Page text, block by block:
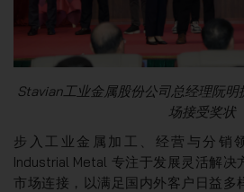
Stavian工业金属股份公司总经理阮
场接受奖状
步入工业金属加工、经营与分销
Industrial Metal 专注于发展灵活解决
市场连接，以满足国内外客户日益多